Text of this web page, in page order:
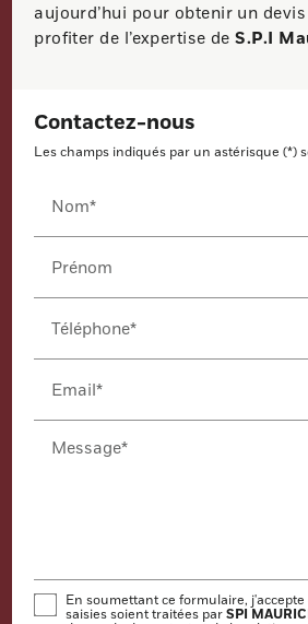
aujourd’hui pour obtenir un
profiter de l’expertise deS.P.I
Contactez-nous
Les champs indiqués par un astérisque (*)
Nom*
Prénom
Téléphone*
Email*
Message*
En soumettant ce formulaire,
saisies soient traitées parSPI